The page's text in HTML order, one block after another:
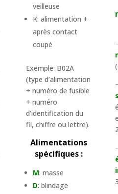
veilleuse
K: alimentation +
après contact
coupé
Exemple: B02A
(type d’alimentation
+ numéro de fusible
+ numéro
d’identification du
fil, chiffre ou lettre).
Alimentations
spécifiques :
M: masse
D: blindage